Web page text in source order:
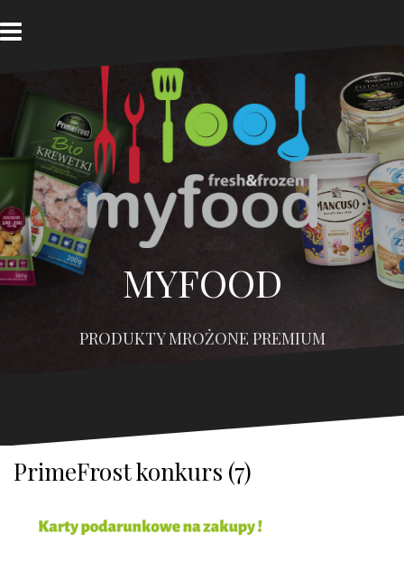
do
treści
MYFOOD
PRODUKTY MROŻONE PREMIUM
PrimeFrost konkurs (7)